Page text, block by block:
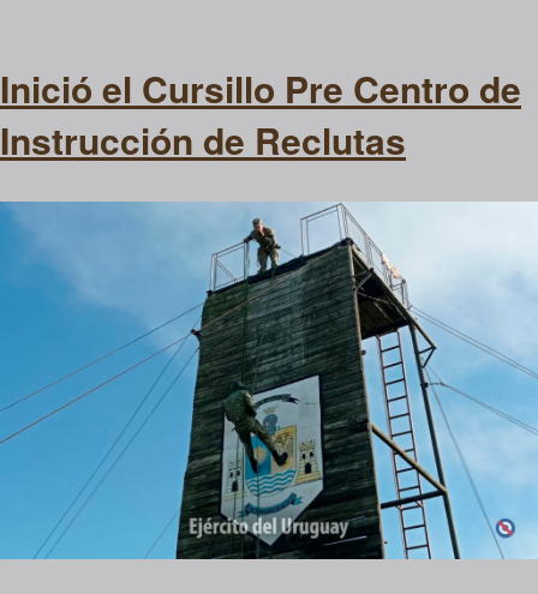
Inició el Cursillo Pre Centro de
Instrucción de Reclutas